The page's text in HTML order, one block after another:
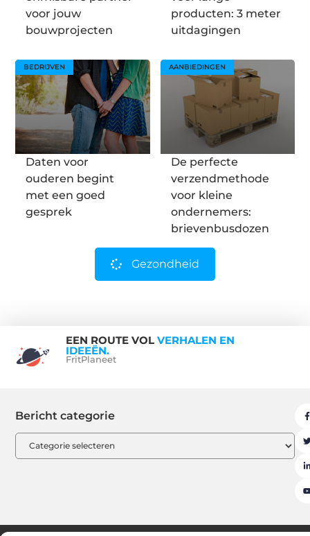
voor jouw
bouwprojecten
producten: 3 meter
uitdagingen
BEDRIJVEN
Daten voor
ouderen begint
met een goed
gesprek
AANBIEDINGEN
De perfecte
verzendmethode
voor kleine
ondernemers:
brievenbusdozen
Gezondheid
EEN ROUTE VOL VERHALEN EN
IDEEËN.
FritPlaneet
Bericht categorie